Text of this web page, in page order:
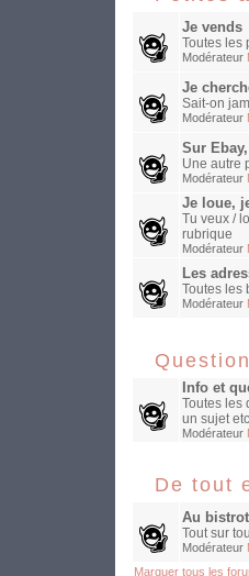
Je vends
Toutes les
Modérateur
Je
Sait-on
Modérateur
Sur
Une autre
Modérateur
Je loue,
Tu veux /
rubrique
Modérateur
Les
Toutes les
Modérateur
Info et
Toutes les
un sujet
Modérateur
De tout
Au bistrot
Tout sur
Modérateur
Marquer tous les